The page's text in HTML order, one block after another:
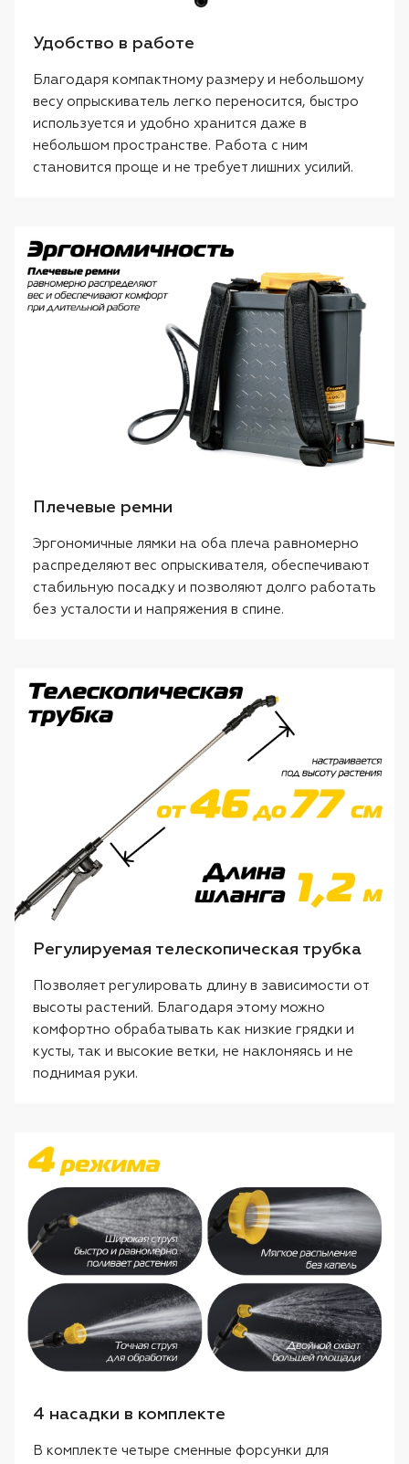
Удобство в работе
Благодаря компактному размеру и небольшому
весу опрыскиватель легко переносится, быстро
используется и удобно хранится даже в
небольшом пространстве. Работа с ним
становится проще и не требует лишних усилий.
Плечевые ремни
Эргономичные лямки на оба плеча равномерно
распределяют вес опрыскивателя, обеспечивают
стабильную посадку и позволяют долго работать
без усталости и напряжения в спине.
Регулируемая телескопическая трубка
Позволяет регулировать длину в зависимости от
высоты растений. Благодаря этому можно
комфортно обрабатывать как низкие грядки и
кусты, так и высокие ветки, не наклоняясь и не
поднимая руки.
4 насадки в комплекте
В комплекте четыре сменные форсунки для